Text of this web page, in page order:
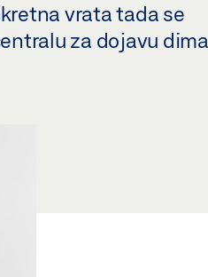
vrata tada se
za dojavu dima